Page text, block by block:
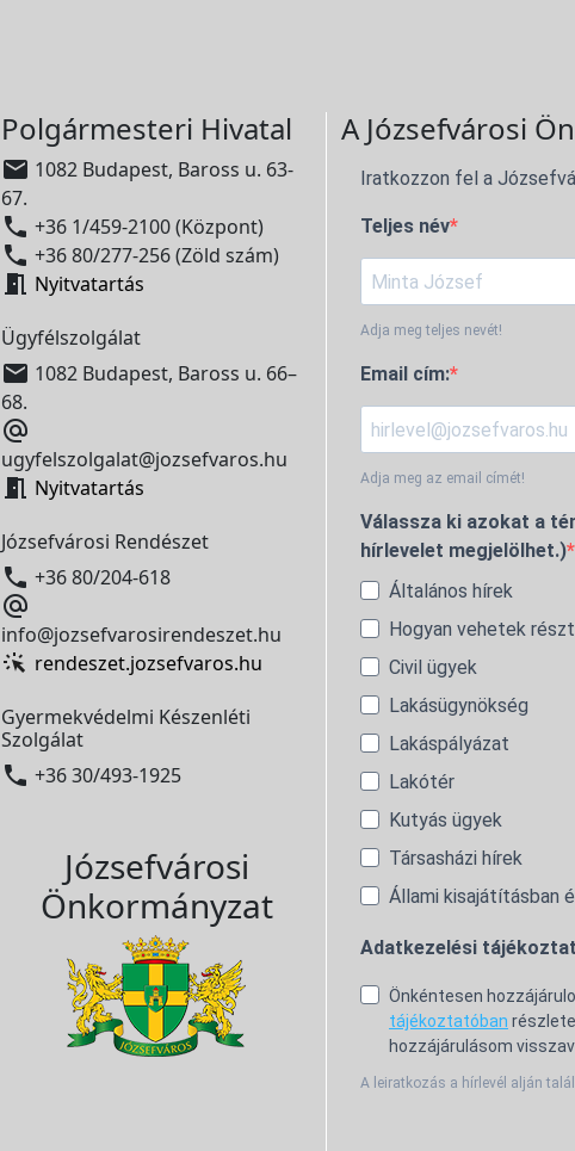
Polgármesteri Hivatal
 1082 Budapest, Baross u. 63-
67.
 +36 1/459-2100 (Központ)
 +36 80/277-256 (Zöld szám)
 Nyitvatartás
Ügyfélszolgálat
 1082 Budapest, Baross u. 66–
68.

ugyfelszolgalat@jozsefvaros.hu
 Nyitvatartás
Józsefvárosi Rendészet
 +36 80/204-618

info@jozsefvarosirendeszet.hu
rendeszet.jozsefvaros.hu
Gyermekvédelmi Készenléti
Szolgálat
 +36 30/493-1925
Józsefvárosi
Önkormányzat
A Józsefvárosi
Iratkozzon fel a
Teljes név
Adja meg teljes nevét!
Email cím:
Adja meg az email címét!
Válassza ki azokat a
hírlevelet megjelölhet.)
Általános hírek
Hogyan vehetek részt
Civil ügyek
Lakásügynökség
Lakáspályázat
Lakótér
Kutyás ügyek
Társasházi hírek
Állami kisajátításban
Adatkezelési
Önkéntesen
tájékoztatóban
hozzájárulásom
A leiratkozás a hírlevél alján